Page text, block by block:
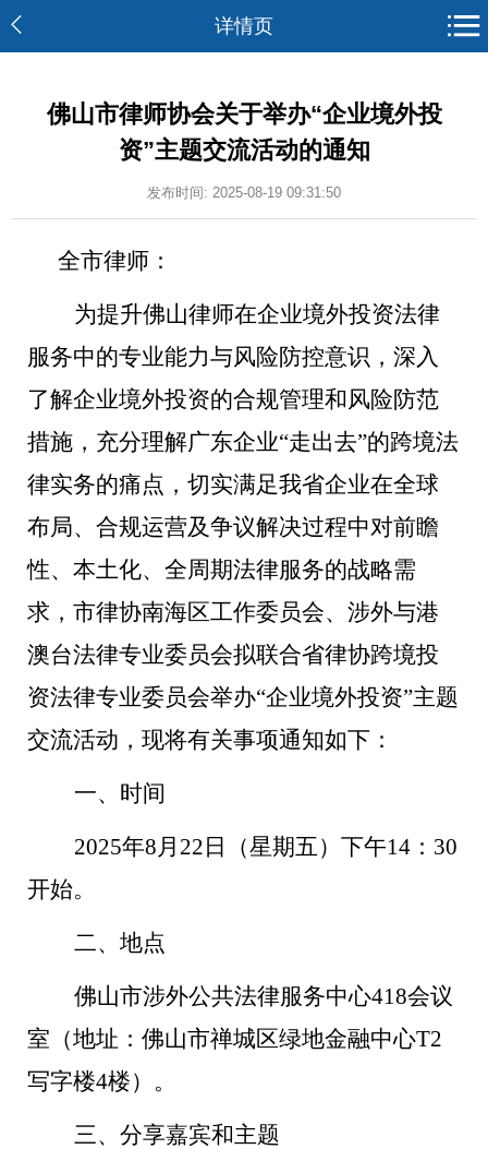
详情页
佛山市律师协会关于举办“企业境外投
资”主题交流活动的通知
发布时间: 2025-08-19 09:31:50
全市律师 ：
为提升佛山律师在企业境外投资法律
服务中的专业能力与风险防控意识，深入
了解企业境外投资的合规管理和风险防范
措施，充分理解广东企业“走出去”的跨境法
律实务的痛点，切实满足我省企业在全球
布局、合规运营及争议解决过程中对前瞻
性、本土化、全周期法律服务的战略需
求， 市律协南海区工作委员会、 涉外与港
澳台法律专业委员会拟联合省律协跨境投
资法律专业委员会举办“企业境外投资”主题
交流活动，现将有关事项通知如下：
一、 时间
2025年8月 22 日（星期五） 下午14：30
开始。
二、地点
佛山市涉外公共法律服务中心418会议
室（地址：佛山市禅城区绿地金融中心T2
写字楼4楼）。
三、分享嘉宾和主题